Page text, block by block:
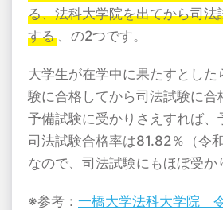
る、法科大学院を出てから司法
する
、の2つです。
大学生が在学中に果たすとした
験に合格してから司法試験に合
予備試験に受かりさえすれば、
司法試験合格率は81.82％（令
なので、司法試験にもほぼ受か
※参考： 一橋大学法科大学院